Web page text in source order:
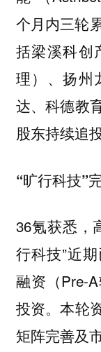
个月内三轮
括梁溪科创
理）、扬州
达、科德教
股东持续追投
“旷行科技”
36氪获悉，
行科技”近
融资（Pre-
投资。本轮
矩阵完善及